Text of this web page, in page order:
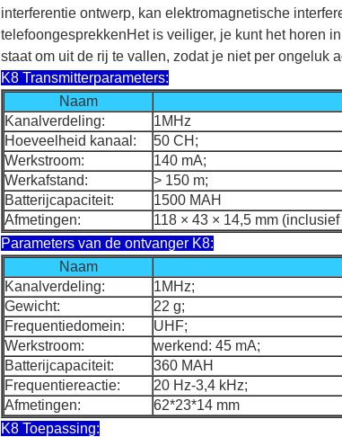
interferentie ontwerp, kan elektromagnetische
telefoongesprekkenHet is veiliger, je kunt het horen
staat om uit de rij te vallen, zodat je niet per ongeluk
K8 Transmitterparameters:
Naam
Kanalverdeling:
1MHz
Hoeveelheid kanaal:
50 CH;
Werkstroom:
140 mA;
Werkafstand:
> 150 m;
Batterijcapaciteit:
1500 MAH
Afmetingen:
118 × 43 × 14,5 mm
Parameters van de ontvanger K8:
Naam
Kanalverdeling:
1MHz;
Gewicht:
22 g;
Frequentiedomein:
UHF;
Werkstroom:
werkend: 45 mA;
Batterijcapaciteit:
360 MAH
Frequentiereactie:
20 Hz-3,4 kHz;
Afmetingen:
62*23*14 mm
K8 Toepassing: